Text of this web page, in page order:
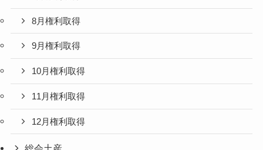
8月権利取得
9月権利取得
10月権利取得
11月権利取得
12月権利取得